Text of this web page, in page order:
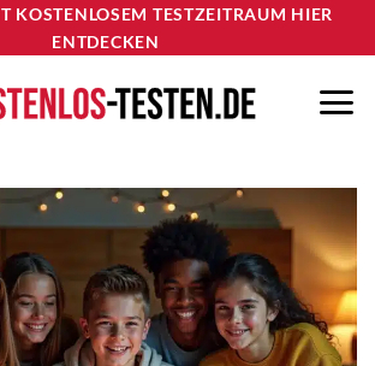
KOSTENLOSEM TESTZEITRAUM HIER
ENTDECKEN